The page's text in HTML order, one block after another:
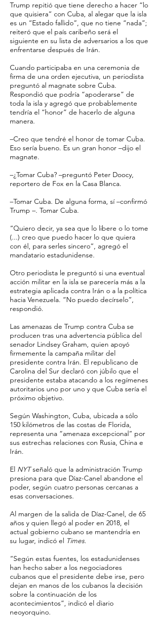
Trump repitió que tiene derecho a hacer “lo
que quisiera” con Cuba, al alegar que la isla
es un “Estado fallido”, que no tiene “nada”;
reiteró que el país caribeño será el
siguiente en su lista de adversarios a los que
enfrentarse después de Irán.
Cuando participaba en una ceremonia de
firma de una orden ejecutiva, un periodista
preguntó al magnate sobre Cuba.
Respondió que podría “apoderarse” de
toda la isla y agregó que probablemente
tendría el “honor” de hacerlo de alguna
manera.
–Creo que tendré el honor de tomar Cuba.
Eso sería bueno. Es un gran honor –dijo el
magnate.
–¿Tomar Cuba? –preguntó Peter Doocy,
reportero de Fox en la Casa Blanca.
–Tomar Cuba. De alguna forma, sí –confirmó
Trump –. Tomar Cuba.
“Quiero decir, ya sea que lo libere o lo tome
(...) creo que puedo hacer lo que quiera
con él, para serles sincero”, agregó el
mandatario estadunidense.
Otro periodista le preguntó si una eventual
acción militar en la isla se parecería más a la
estrategia aplicada contra Irán o a la política
hacia Venezuela. “No puedo decírselo”,
respondió.
Las amenazas de Trump contra Cuba se
producen tras una advertencia pública del
senador Lindsey Graham, quien apoyó
firmemente la campaña militar del
presidente contra Irán. El republicano de
Carolina del Sur declaró con júbilo que el
presidente estaba atacando a los regímenes
autoritarios uno por uno y que Cuba sería el
próximo objetivo.
Según Washington, Cuba, ubicada a sólo
150 kilómetros de las costas de Florida,
representa una “amenaza excepcional” por
sus estrechas relaciones con Rusia, China e
Irán.
El NYTseñaló que la administración Trump
presiona para que Díaz-Canel abandone el
poder, según cuatro personas cercanas a
esas conversaciones.
Al margen de la salida de Díaz-Canel, de 65
años y quien llegó al poder en 2018, el
actual gobierno cubano se mantendría en
su lugar, indicó el Times.
“Según estas fuentes, los estadunidenses
han hecho saber a los negociadores
cubanos que el presidente debe irse, pero
dejan en manos de los cubanos la decisión
sobre la continuación de los
acontecimientos”, indicó el diario
neoyorquino.